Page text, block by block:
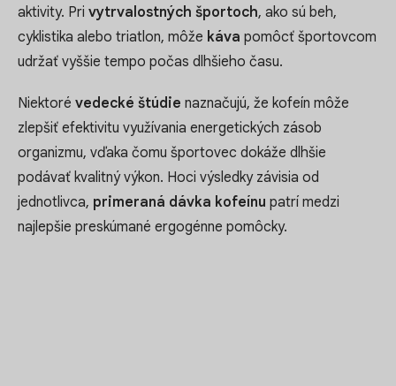
aktivity. Pri vytrvalostných športoch, ako sú beh,
cyklistika alebo triatlon, môže káva pomôcť športovcom
udržať vyššie tempo počas dlhšieho času.
Niektoré vedecké štúdie naznačujú, že kofeín môže
zlepšiť efektivitu využívania energetických zásob
organizmu, vďaka čomu športovec dokáže dlhšie
podávať kvalitný výkon. Hoci výsledky závisia od
jednotlivca, primeraná dávka kofeínu patrí medzi
najlepšie preskúmané ergogénne pomôcky.